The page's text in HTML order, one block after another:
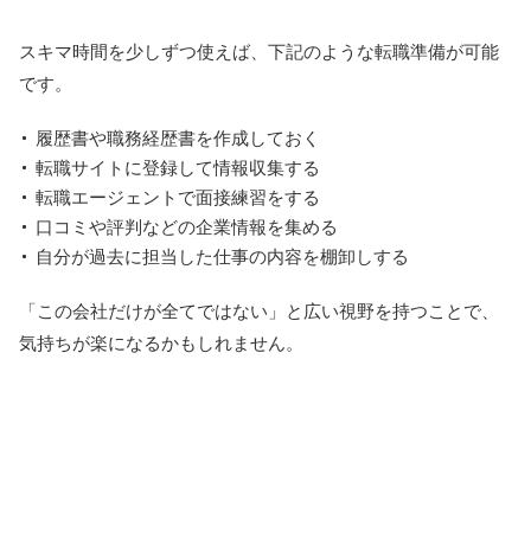
スキマ時間を少しずつ使えば、下記のような転職準備が可能
です。
履歴書や職務経歴書を作成しておく
転職サイトに登録して情報収集する
転職エージェントで面接練習をする
口コミや評判などの企業情報を集める
自分が過去に担当した仕事の内容を棚卸しする
「この会社だけが全てではない」と広い視野を持つことで、
気持ちが楽になるかもしれません。